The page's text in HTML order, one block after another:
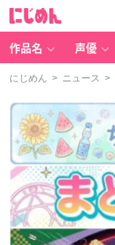
作品名 声優
にじめん > ニュース >